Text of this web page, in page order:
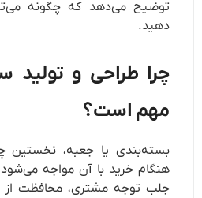
توضیح می‌دهد که چگونه
دهید.
چرا طراحی و تولید
مهم است؟
بسته‌بندی یا جعبه،
هنگام خرید با آن مواجه
جلب توجه مشتری، محافظت